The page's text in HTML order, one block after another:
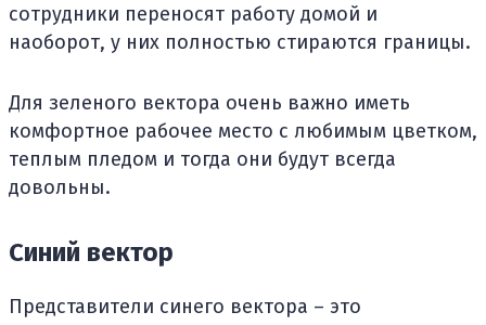
сотрудники переносят работу домой и
наоборот, у них полностью стираются границы.
Для зеленого вектора очень важно иметь
комфортное рабочее место с любимым цветком,
теплым пледом и тогда они будут всегда
довольны.
Синий вектор
Представители синего вектора – это